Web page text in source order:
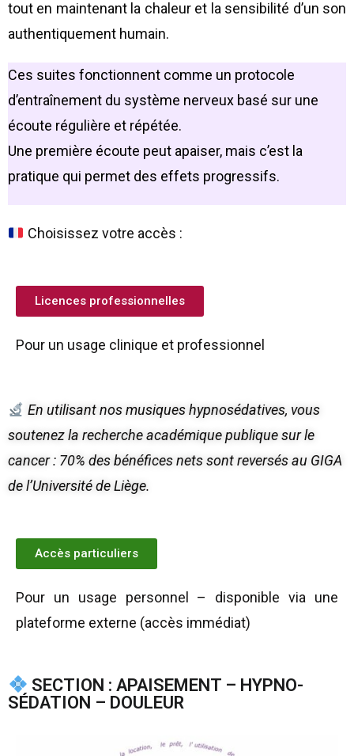
tout en maintenant la chaleur et la sensibilité d’un son
authentiquement humain.
Ces suites fonctionnent comme un protocole
d’entraînement du système nerveux basé sur une
écoute régulière et répétée.
Une première écoute peut apaiser, mais c’est la
pratique qui permet des effets progressifs.
Choisissez votre accès :
Licences professionnelles
Pour un usage clinique et professionnel
En utilisant nos musiques hypnosédatives, vous
soutenez la recherche académique publique sur le
cancer : 70% des bénéfices nets sont reversés au GIGA
de l’Université de Liège.
Accès particuliers
Pour un usage personnel – disponible via une
plateforme externe (accès immédiat)
SECTION : APAISEMENT – HYPNO-
SÉDATION – DOULEUR